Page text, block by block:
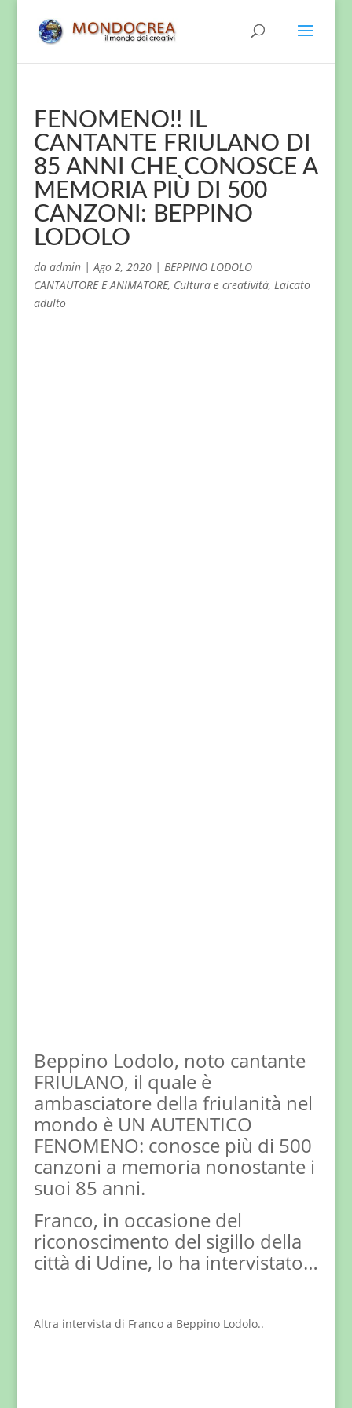
FENOMENO!! IL
CANTANTE FRIULANO DI
85 ANNI CHE CONOSCE A
MEMORIA PIÙ DI 500
CANZONI: BEPPINO
LODOLO
da admin|Ago 2, 2020| BEPPINO LODOLO
CANTAUTORE E ANIMATORE, Cultura e creatività, Laicato
adulto
Beppino Lodolo, noto cantante
FRIULANO, il quale è
ambasciatore della friulanità nel
mondo è UN AUTENTICO
FENOMENO: conosce più di 500
canzoni a memoria nonostante i
suoi 85 anni.
Franco, in occasione del
riconoscimento del sigillo della
città di Udine, lo ha intervistato…
Altra intervista di Franco a Beppino Lodolo..